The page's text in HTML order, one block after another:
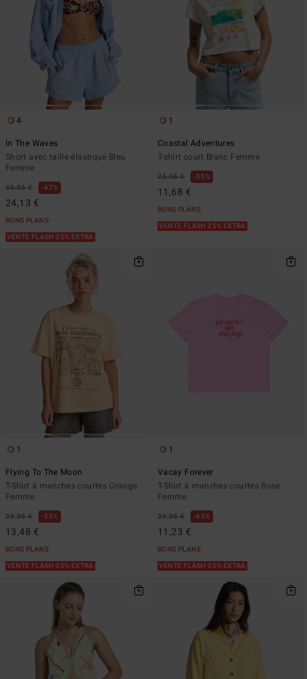
4
In The Waves
Short avec taille élastique Bleu
Femme
45,95 € 47%
24,13 €
BONS PLANS
VENTE FLASH 25% EXTRA
1
Coastal Adventures
T-shirt court Blanc Femme
25,95 € 55%
11,68 €
BONS PLANS
VENTE FLASH 25% EXTRA
1
Flying To The Moon
T-Shirt à manches courtes Orange
Femme
29,95 € 55%
13,48 €
BONS PLANS
VENTE FLASH 25% EXTRA
1
Vacay Forever
T-Shirt à manches courtes Rose
Femme
29,95 € 63%
11,23 €
BONS PLANS
VENTE FLASH 25% EXTRA